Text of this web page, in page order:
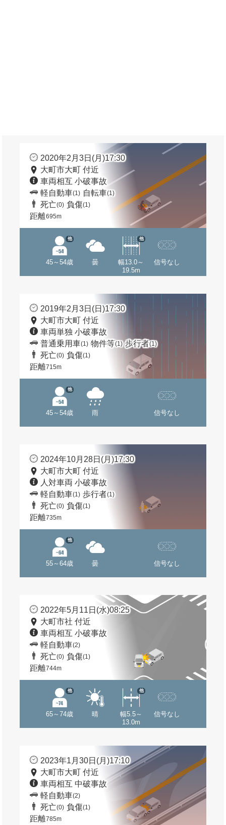
2020年2月3日(月)17:30
大町市大町 付近
車両相互 小破事故
軽自動車(1) 自転車(1)
死亡(0) 負傷(1)
距離695m
45～54歳
他
曇
幅13.0～
19.5m
他
信号なし
2019年2月3日(日)17:30
大町市大町 付近
車両単独 小破事故
普通乗用車(1) 物件等(1) 歩行者(1)
死亡(0) 負傷(1)
距離715m
45～54歳
他
雨 信号なし
2024年10月28日(月)17:30
大町市大町 付近
人対車両 小破事故
軽自動車(1) 歩行者(1)
死亡(0) 負傷(1)
距離735m
55～64歳
他
曇 信号なし
2022年5月11日(水)08:25
大町市社 付近
車両相互 小破事故
軽自動車(2)
死亡(0) 負傷(1)
距離744m
65～74歳
他
晴
幅5.5～
13.0m
他
信号なし
2023年1月30日(月)17:10
大町市大町 付近
車両相互 中破事故
軽自動車(2)
死亡(0) 負傷(1)
距離785m